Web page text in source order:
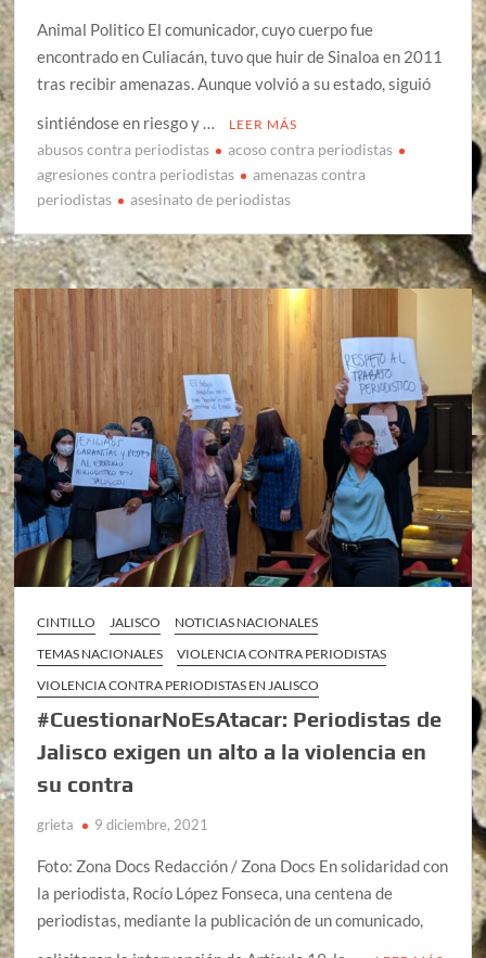
Animal Politico El comunicador, cuyo cuerpo fue
encontrado en Culiacán, tuvo que huir de Sinaloa en 2011
tras recibir amenazas. Aunque volvió a su estado, siguió
sintiéndose en riesgo y …
LEER MÁS
abusos contra periodistas
acoso contra periodistas
agresiones contra periodistas
amenazas contra
periodistas
asesinato de periodistas
CINTILLO JALISCO
NOTICIAS NACIONALES
TEMAS NACIONALES
VIOLENCIA CONTRA PERIODISTAS
VIOLENCIA CONTRA PERIODISTAS EN JALISCO
#CuestionarNoEsAtacar: Periodistas de
Jalisco exigen un alto a la violencia en
su contra
grieta 9 diciembre, 2021
Foto: Zona Docs Redacción / Zona Docs En solidaridad con
la periodista, Rocío López Fonseca, una centena de
periodistas, mediante la publicación de un comunicado,